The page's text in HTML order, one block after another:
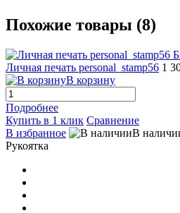
Похожие товары (8)
Личная печать personal_stamp56 1
В корзину
Подробнее
Купить в 1 клик Сравнение
В избранное
В
Рукоятка